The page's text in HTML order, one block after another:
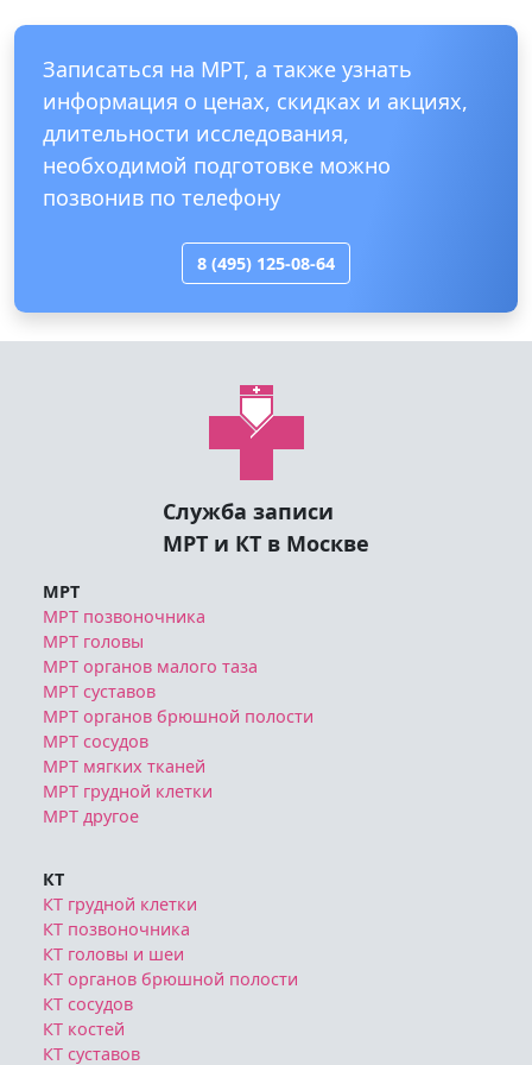
Записаться на МРТ, а также узнать
информация о ценах, скидках и акциях,
необходимой подготовке можно
Служба записи
МРТ
МРТ позвоночника
МРТ головы
МРТ органов малого таза
МРТ суставов
МРТ органов брюшной полости
МРТ грудной клетки
МРТ другое
КТ
КТ грудной клетки
КТ позвоночника
КТ головы и шеи